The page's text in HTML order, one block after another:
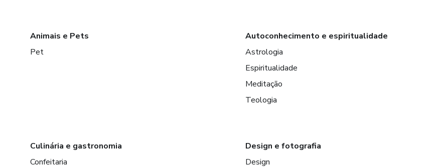
Animais e Pets
Pet
Autoconhecimento e espiritualidade
Astrologia
Espiritualidade
Meditação
Teologia
Culinária e gastronomia
Confeitaria
Design e fotografia
Design